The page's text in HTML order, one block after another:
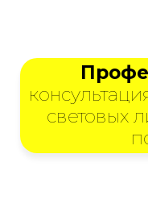
световых